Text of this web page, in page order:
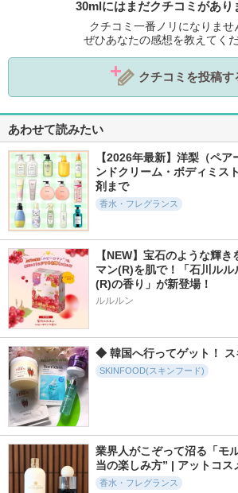
30mlにはまだクチコミがあり
クチコミ一番ノリになりませ
ぜひあなたの感想を教えてくだ
クチコミを投稿す
あわせて読みたい
【2026年最新】洋梨（ペ
ンドクリーム・ボディミス
剤まで
香水・フレグランス
【NEW】宝石のような輝
マン(R)を肌で！「石川ル
(R)の香り」が新登場！
ルルルン
◆ 韓国へ行ってゲット！ ス
SKINFOOD(スキンフード)
業界人がこぞって沼る「モ
当の楽しみ方” | アットコス
香水・フレグランス